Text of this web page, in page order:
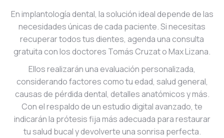
En implantología dental, la solución ideal depende de las
necesidades únicas de cada paciente. Si necesitas
recuperar todos tus dientes, agenda una consulta
gratuita con los doctores Tomás Cruzat o Max Lizana.
Ellos realizarán una evaluación personalizada,
considerando factores como tu edad, salud general,
causas de pérdida dental, detalles anatómicos y más.
Con el respaldo de un estudio digital avanzado, te
indicarán la prótesis fija más adecuada para restaurar
tu salud bucal y devolverte una sonrisa perfecta.